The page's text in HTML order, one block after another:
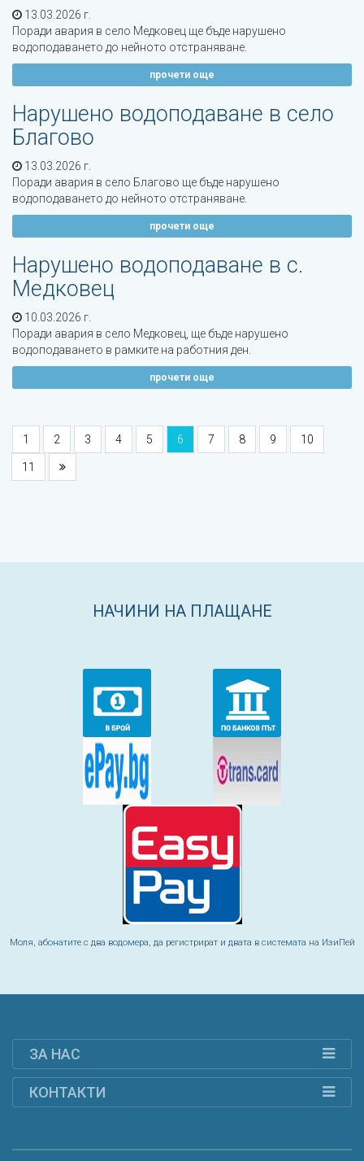
13.03.2026 г.
Поради авария в село Медковец ще бъде нарушено
водоподаването до нейното отстраняване.
прочети още
Нарушено водоподаване в село
Благово
13.03.2026 г.
Поради авария в село Благово ще бъде нарушено
водоподаването до нейното отстраняване.
прочети още
Нарушено водоподаване в с.
Медковец
10.03.2026 г.
Поради авария в село Медковец, ще бъде нарушено
водоподаването в рамките на работния ден.
прочети още
1 2 3 4 5 6 7 8 9 10
11
НАЧИНИ НА ПЛАЩАНЕ
Моля, абонатите с два водомера, да регистрират и двата в системата на ИзиПей
ЗА НАС
КОНТАКТИ